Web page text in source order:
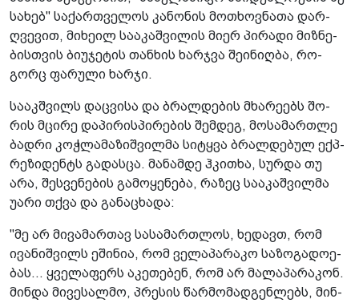
სა­ხებ" სა­ქარ­თვე­ლოს კა­ნო­ნის მო­თხოვ­ნა­თა დარ­
ღვე­ვით, მი­ხე­ილ სა­ა­კაშ­ვი­ლის მიერ პი­რა­დი მიზ­ნე­
ბის­თვის ბი­უ­ჯე­ტის თან­ხის ხარ­ჯვა შე­ი­ნიღ­ბა, რო­
გორც ფა­რუ­ლი ხარ­ჯი.
სა­აკშ­ვილს დაც­ვი­სა და ბრალ­დე­ბის მხა­რე­ებს შო­
რის მცი­რე და­პი­რის­პი­რე­ბის შემ­დეგ, მო­სა­მარ­თლე
ბად­რი კოჭ­ლა­მა­ზიშ­ვილ­მა სი­ტყვა ბრალ­დე­ბულ ექპ­
რე­ზი­დენტს გა­დას­ცა. მა­ნამ­დე ჰკი­თხა, სურ­და თუ
არა, შეს­ვე­ნე­ბის გა­მო­ყე­ნე­ბა, რა­ზეც სა­ა­კაშ­ვილ­მა
უარი თქვა და გა­ნა­ცხა­და:
"მე არ მი­ვა­მარ­თავ სა­სა­მარ­თლოს, ხე­დავთ, რომ
ივა­ნიშ­ვილს ეში­ნია, რომ ვე­ლა­პა­რა­კო სა­ზო­გა­დო­ე­
ბას... ყვე­ლა­ფერს აკე­თე­ბენ, რომ არ მა­ლა­პა­რა­კონ.
მინ­და მი­ვე­სალ­მო, პრე­სის წარ­მო­მად­გენ­ლებს, მინ­